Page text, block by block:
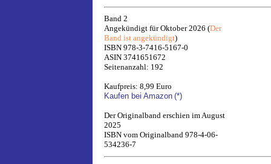
Band 2
Angekündigt für Oktober 2026 (Der
Band ist angekündigt)
ISBN 978-3-7416-5167-0
ASIN 3741651672
Seitenanzahl: 192
Kaufpreis: 8,99 Euro
Kaufen bei Amazon (*)
Der Originalband erschien im August
2025
ISBN vom Originalband 978-4-06-
534236-7